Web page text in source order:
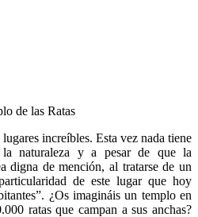
increíbles. Esta vez nada tiene
naturaleza y a pesar de que la
digna de mención, al tratarse de un
de este lugar que hoy
¿Os imagináis un templo en
ratas que campan a sus anchas?